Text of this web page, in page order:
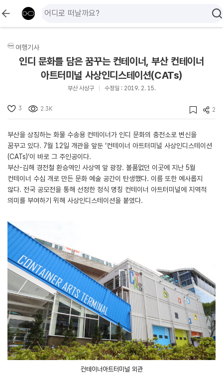
여행기사
인디 문화를 담은 꿈꾸는 컨테이너, 부산 컨테이너
아트터미널 사상인디스테이션(CATs)
부산 사상구 수정일 : 2019. 2. 15.
3 2.3K 2
부산을 상징하는 화물 수송용 컨테이너가 인디 문화의 충전소로 변신을
꿈꾸고 있다. 7월 12일 개관을 앞둔 ‘컨테이너 아트터미널 사상인디스테이션
(CATs)’이 바로 그 주인공이다.
부산-김해 경전철 환승역인 사상역 앞 광장. 볼품없던 이곳에 지난 5월
컨테이너 수십 개로 만든 문화 예술 공간이 탄생했다. 이름 또한 예사롭지
않다. 전국 공모전을 통해 선정한 정식 명칭 컨테이너 아트터미널에 지역적
의미를 부여하기 위해 사상인디스테이션을 붙였다.
컨테이너아트터미널 외관